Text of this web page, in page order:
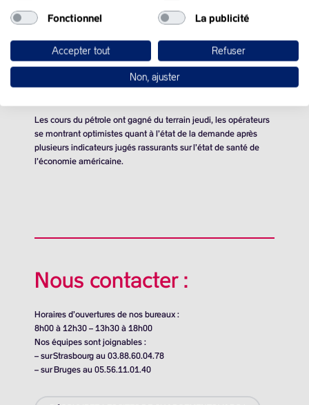
QUE SE PASSE-T-IL
DANS LE MONDE :
Les cours du pétrole ont gagné du terrain jeudi, les opérateurs
se montrant optimistes quant à l’état de la demande après
plusieurs indicateurs jugés rassurants sur l’état de santé de
l’économie américaine.
Nous contacter :
Horaires d’ouvertures de nos bureaux :
8h00 à 12h30 – 13h30 à 18h00
Nos équipes sont joignables :
– sur Strasbourg au 03.88.60.04.78
– sur Bruges au 05.56.11.01.40
Fonctionnel La publicité
Accepter tout Refuser
Non, ajuster